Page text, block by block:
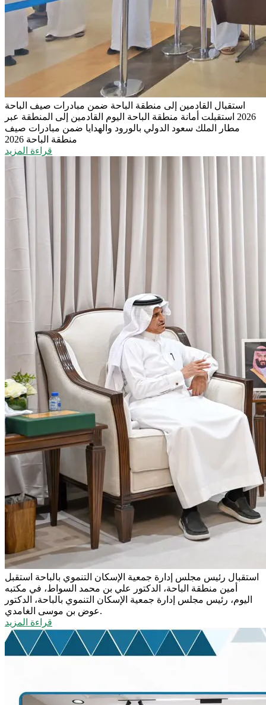
استقبال القادمين إلى منطقة الباحة ضمن مبادرات صيف الباحة
2026 استقبلت أمانة منطقة الباحة اليوم القادمين إلى المنطقة عبر
مطار الملك سعود الدولي بالورود والهدايا ضمن مبادرات صيف
منطقة الباحة 2026
قراءة المزيد
استقبال رئيس مجلس إدارة جمعية الإسكان التنموي بالباحة استقبل
أمين منطقة الباحة، الدكتور علي بن محمد السواط، في مكتبه
اليوم، رئيس مجلس إدارة جمعية الإسكان التنموي بالباحة، الدكتور
عوض بن موسى الغامدي.
قراءة المزيد